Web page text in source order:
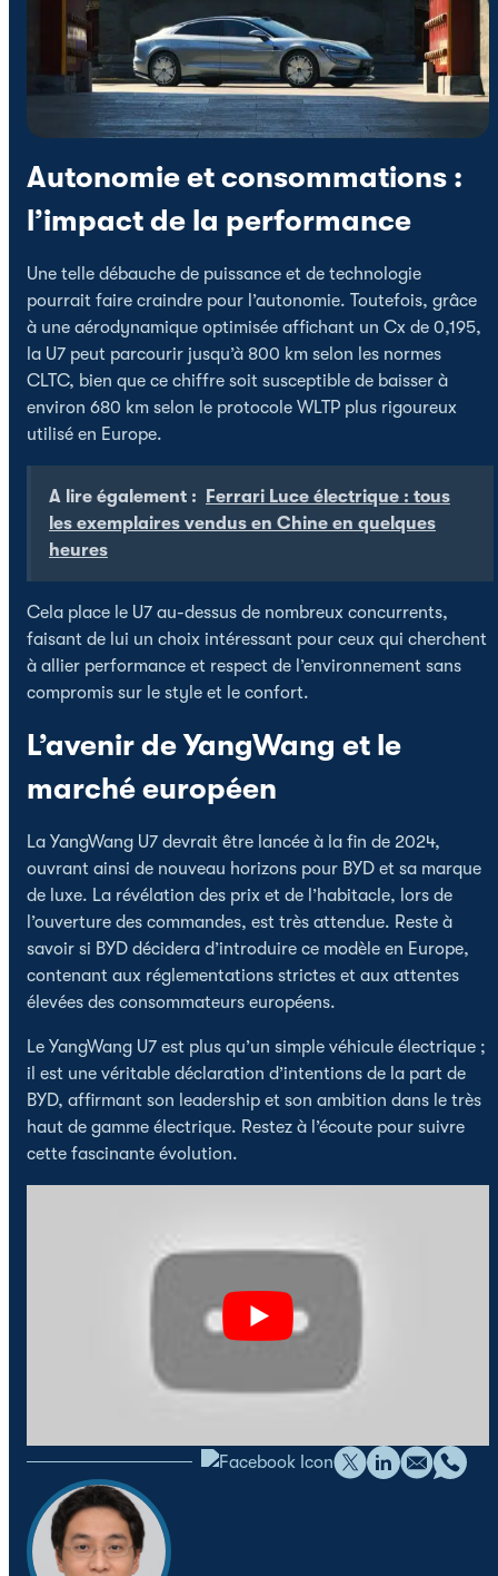
Autonomie et consommations :
l’impact de la performance
Une telle débauche de puissance et de technologie
pourrait faire craindre pour l’autonomie. Toutefois, grâce
à une aérodynamique optimisée affichant un Cx de 0,195,
la U7 peut parcourir jusqu’à 800 km selon les normes
CLTC, bien que ce chiffre soit susceptible de baisser à
environ 680 km selon le protocole WLTP plus rigoureux
utilisé en Europe.
A lire également :
Ferrari Luce électrique : tous
les exemplaires vendus en Chine en quelques
heures
Cela place le U7 au-dessus de nombreux concurrents,
faisant de lui un choix intéressant pour ceux qui cherchent
à allier performance et respect de l’environnement sans
compromis sur le style et le confort.
L’avenir de YangWang et le
marché européen
La YangWang U7 devrait être lancée à la fin de 2024,
ouvrant ainsi de nouveau horizons pour BYD et sa marque
de luxe. La révélation des prix et de l’habitacle, lors de
l’ouverture des commandes, est très attendue. Reste à
savoir si BYD décidera d’introduire ce modèle en Europe,
contenant aux réglementations strictes et aux attentes
élevées des consommateurs européens.
Le YangWang U7 est plus qu’un simple véhicule électrique ;
il est une véritable déclaration d’intentions de la part de
BYD, affirmant son leadership et son ambition dans le très
haut de gamme électrique. Restez à l’écoute pour suivre
cette fascinante évolution.